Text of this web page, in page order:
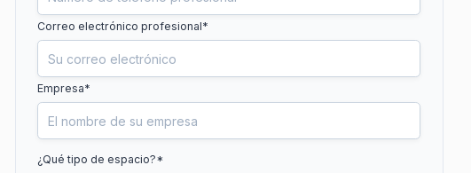
Correo electrónico profesional*
Empresa*
¿Qué tipo de espacio?*